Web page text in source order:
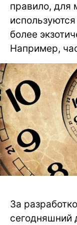
правило, для
более
Например,
За
сегодняшний